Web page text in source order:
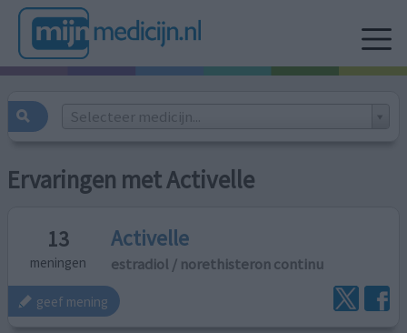
Selecteer medicijn...
Ervaringen met Activelle
13
meningen
Activelle
estradiol / norethisteron continu
geef mening